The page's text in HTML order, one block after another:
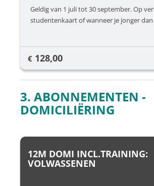
Geldig van 1 juli tot 30 september. Op
studentenkaart of wanneer je jonger
€ 128,00
3. ABONNEMENTEN -
DOMICILIËRING
12M DOMI INCL.TRAINING:
VOLWASSENEN